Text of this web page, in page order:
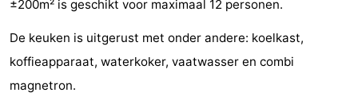
Meersee
Beach
Resort
Nieuwvliet-
-
De
Meulinge
-
EuroParcs
-
±200m² is geschikt voor maximaal 12 personen.
De keuken is uitgerust met onder andere: koelkast,
koffieapparaat, waterkoker, vaatwasser en combi
magnetron.